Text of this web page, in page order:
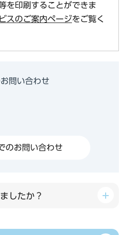
を印刷することができま
スのご案内ページをご覧く
問い合わせ
のお問い合わせ
したか？